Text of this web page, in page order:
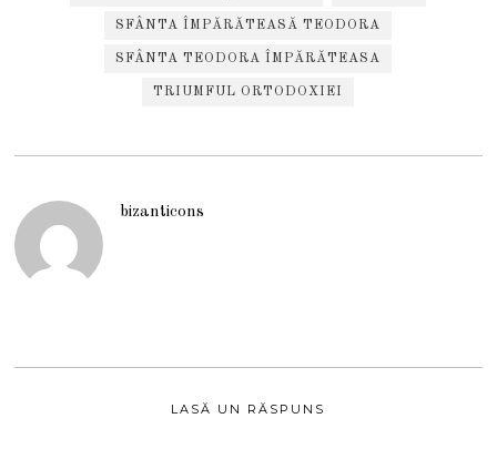
SFÂNTA ÎMPĂRĂTEASĂ TEODORA
SFÂNTA TEODORA ÎMPĂRĂTEASA
TRIUMFUL ORTODOXIEI
bizanticons
LASĂ UN RĂSPUNS